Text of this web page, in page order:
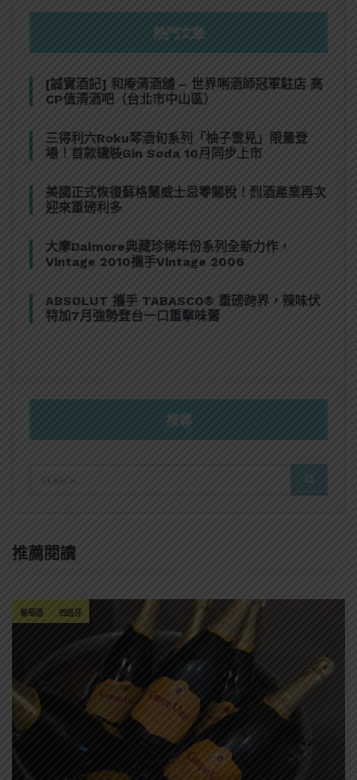
熱門文章
[誠實酒記] 和庵清酒舖 – 世界唎酒師冠軍駐店 高
CP值清酒吧（台北市中山區）
三得利六Roku琴酒旬系列「柚子雪見」限量登
場！首款罐裝Gin Soda 10月同步上市
美國正式恢復蘇格蘭威士忌零關稅！烈酒產業再次
迎來重磅利多
大摩Dalmore典藏珍稀年份系列全新力作，
Vintage 2010攜手Vintage 2006
ABSOLUT 攜手 TABASCO® 重磅跨界，辣味伏
特加7月強勢登台一口重擊味蕾
搜尋
FOR:
推薦閱讀
葡萄酒 西班牙